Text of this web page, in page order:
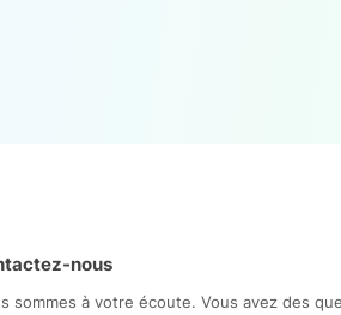
nous
sommes à votre écoute. Vous avez des